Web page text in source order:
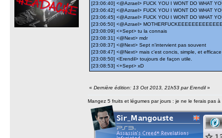
[23:06:40] <@Azrael> FUCK YOU I WONT DO WHAT
[23:06:42] <@Azrael> FUCK YOU I WONT DO WHAT
[23:06:45] <@Azrael> FUCK YOU I WONT DO WHAT
[23:06:50] <@Azrael>
[23:08:09] <+Sept> tu la connais
[23:08:31] <@Next> mdr
[23:08:37] <@Next> Sept n'intervient pas souvent
[23:08:47] <@Next> mais c'est concis, simple, et efficace
[23:08:50] <Erendil> toujours de façon utile.
[23:08:53] <+Sept> xD
« Dernière édition: 13 Oct 2013, 21h53 par Erendil»
Mangez 5 fruits et légumes par jours : je ne le ferais pas